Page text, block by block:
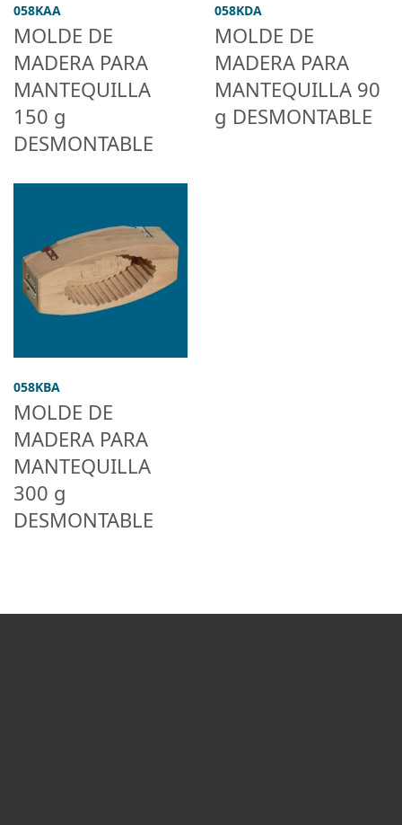
058KAA
MOLDE DE
MADERA PARA
MANTEQUILLA
150 g
DESMONTABLE
058KDA
MOLDE DE
MADERA PARA
MANTEQUILLA 90
g DESMONTABLE
058KBA
MOLDE DE
MADERA PARA
MANTEQUILLA
300 g
DESMONTABLE